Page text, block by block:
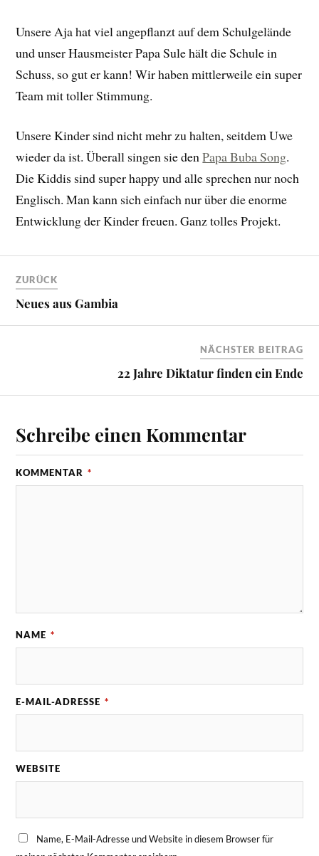
Unsere Aja hat viel angepflanzt auf dem Schulgelände
und unser Hausmeister Papa Sule hält die Schule in
Schuss, so gut er kann! Wir haben mittlerweile ein super
Team mit toller Stimmung.
Unsere Kinder sind nicht mehr zu halten, seitdem Uwe
wieder da ist. Überall singen sie denPapa Buba Song.
Die Kiddis sind super happy und alle sprechen nur noch
Englisch. Man kann sich einfach nur über die enorme
Entwicklung der Kinder freuen. Ganz tolles Projekt.
ZURÜCK
Neues aus Gambia
NÄCHSTER BEITRAG
22 Jahre Diktatur finden ein Ende
Schreibe einen Kommentar
KOMMENTAR *
NAME *
E-MAIL-ADRESSE *
WEBSITE
Name, E-Mail-Adresse und Website in diesem Browser für